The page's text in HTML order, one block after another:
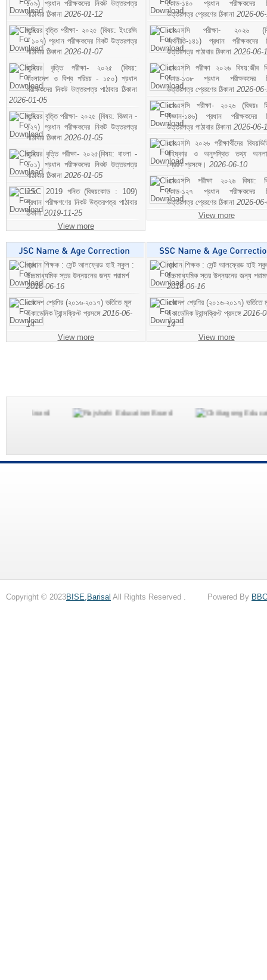
১০৯) প্রধান পরীক্ষকদের নিকট উত্তরপত্র
পাঠাবার ঠিকানা 2026-01-12
জুনিয়র বৃত্তি পরীক্ষা- ২০২৫ (বিষয়: ইংরেজি
- ১০৭) প্রধান পরীক্ষকদের নিকট উত্তরপত্র
পাঠাবার ঠিকানা 2026-01-07
জুনিয়র বৃত্তি পরীক্ষা- ২০২৫ (বিষয়:
বাংলাদেশ ও বিশ্ব পরিচয় - ১৫০) প্রধান
পরীক্ষকদের নিকট উত্তরপত্র পাঠাবার ঠিকানা
2026-01-05
জুনিয়র বৃত্তি পরীক্ষা- ২০২৫ (বিষয়: বিজ্ঞান -
১২৭) প্রধান পরীক্ষকদের নিকট উত্তরপত্র
পাঠাবার ঠিকানা 2026-01-05
জুনিয়র বৃত্তি পরীক্ষা- ২০২৫(বিষয়: বাংলা -
১০১) প্রধান পরীক্ষকদের নিকট উত্তরপত্র
পাঠাবার ঠিকানা 2026-01-05
JSC 2019 গনিত (বিষয়কোড : 109)
প্রধান পরীক্ষগণের নিকট উত্তরপত্র পাঠাবার
ঠিকানা2019-11-25
View more
কোড-১৪০ প্রধান পরীক্ষকদের
উত্তরপত্র প্রেরণের ঠিকানা 2026-
এসএসসি পরীক্ষা- ২০২৬
অর্থনীতি-১৪১) প্রধান পরীক্ষকদের
উত্তরপত্র পাঠাবার ঠিকানা 2026-06-
এসএসসি পরীক্ষা ২০২৬ বিষয়:জীব
কোড-১৩৮ প্রধান পরীক্ষকদের
উত্তরপত্র প্রেরণের ঠিকানা 2026-
এসএসসি পরীক্ষা- ২০২৬ (বিষয়ঃ
বিজ্ঞান-১৪৬) প্রধান পরীক্ষকদের
উত্তরপত্র পাঠাবার ঠিকানা 2026-06-
এসএসসি ২০২৬ পরীক্ষার্থীদের
বহিষ্কার ও অনুপস্থিত তথ্য
প্রেরণ প্রসঙ্গে। 2026-06-10
এসএসসি পরীক্ষা ২০২৬ বিষয়:
কোড-১২৭ প্রধান পরীক্ষকদের
উত্তরপত্র প্রেরণের ঠিকানা 2026-
View more
প্রধান শিক্ষক : সেন্ট আলফ্রেড হাই স্কুল :
উচ্চমাধ্যমিক স্তর উন্নয়নের জন্য পরামর্শ
2016-06-16
একাদশ শ্রেণির (২০১৬-২০১৭) ভর্তিতে মূল
একাডেমিক ট্রান্সক্রিপ্ট প্রসঙ্গে 2016-06-
14
View more
প্রধান শিক্ষক : সেন্ট আলফ্রেড হাই
উচ্চমাধ্যমিক স্তর উন্নয়নের জন্য
2016-06-16
একাদশ শ্রেণির (২০১৬-২০১৭) ভর্তিতে
একাডেমিক ট্রান্সক্রিপ্ট প্রসঙ্গে 2016-
14
View more
Copyright © 2023BISE,Barisal All Rights Reserved . Powered By